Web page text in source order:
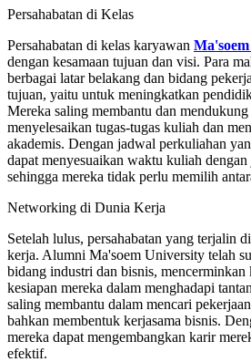
Persahabatan di Kelas
Persahabatan di kelas karyawan
dengan kesamaan tujuan dan visi. Para
berbagai latar belakang dan bidang
tujuan, yaitu untuk meningkatkan
Mereka saling membantu dan
menyelesaikan tugas-tugas kuliah dan
akademis. Dengan jadwal perkuliahan
dapat menyesuaikan waktu kuliah
sehingga mereka tidak perlu memilih
Networking di Dunia Kerja
Setelah lulus, persahabatan yang terjalin
kerja. Alumni Ma'soem University telah
bidang industri dan bisnis, mencerminkan
kesiapan mereka dalam menghadapi
saling membantu dalam mencari
bahkan membentuk kerjasama bisnis.
mereka dapat mengembangkan karir
efektif.